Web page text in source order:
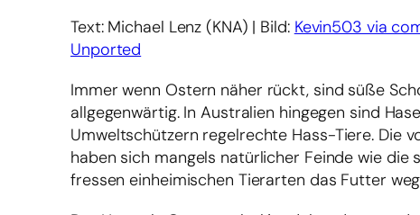
Text: Michael Lenz (KNA) | Bild: Kevin503 via
Unported
Immer wenn Ostern näher rückt, sind süße
allgegenwärtig. In Australien hingegen sind
Umweltschützern regelrechte Hass-Tiere. Die
haben sich mangels natürlicher Feinde wie
fressen einheimischen Tierarten das Futter